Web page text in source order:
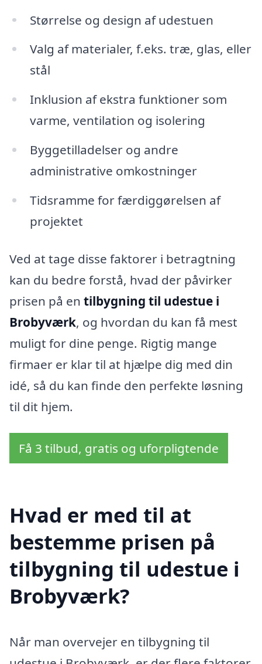
Størrelse og design af udestuen
Valg af materialer, f.eks. træ, glas, eller
stål
Inklusion af ekstra funktioner som
varme, ventilation og isolering
Byggetilladelser og andre
administrative omkostninger
Tidsramme for færdiggørelsen af
projektet
Ved at tage disse faktorer i betragtning
kan du bedre forstå, hvad der påvirker
prisen på en tilbygning til udestue i
Brobyværk, og hvordan du kan få mest
muligt for dine penge. Rigtig mange
firmaer er klar til at hjælpe dig med din
idé, så du kan finde den perfekte løsning
til dit hjem.
Få 3 tilbud, gratis og uforpligtende
Hvad er med til at
bestemme prisen på
tilbygning til udestue i
Brobyværk?
Når man overvejer en tilbygning til